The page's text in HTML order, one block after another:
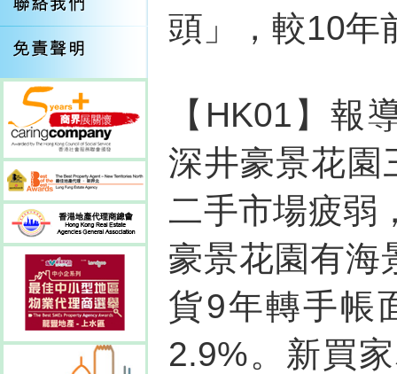
頭」，較10年
【HK01】報
深井豪景花園
二手市場疲弱
豪景花園有海
貨9年轉手帳
2.9%。新買